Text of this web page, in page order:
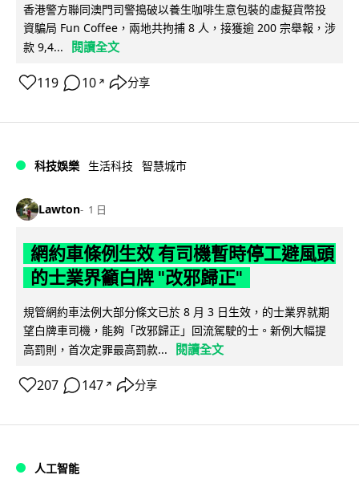
香港警方聯同澳門司警搗破以養生咖啡生意包裝的虛擬貨幣投
資騙局 Fun Coffee，兩地共拘捕 8 人，接獲逾 200 宗舉報，涉
款 9,4...
閱讀全文
119 10 ↗ 分享
科技娛樂 生活科技 智慧城市
Lawton 1 日
網約車條例生效 有司機暫時停工避風頭
的士業界籲白牌 "改邪歸正"
規管網約車法例大部分條文已於 8 月 3 日生效，的士業界就期
望白牌車司機，能夠「改邪歸正」回流駕駛的士。新例大幅提
高罰則，首次定罪最高罰款...
閱讀全文
207 147 ↗ 分享
人工智能